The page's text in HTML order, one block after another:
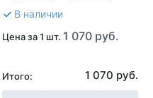
В наличии
Цена за 1 шт. 1 070 руб.
Итого: 1 070 руб.